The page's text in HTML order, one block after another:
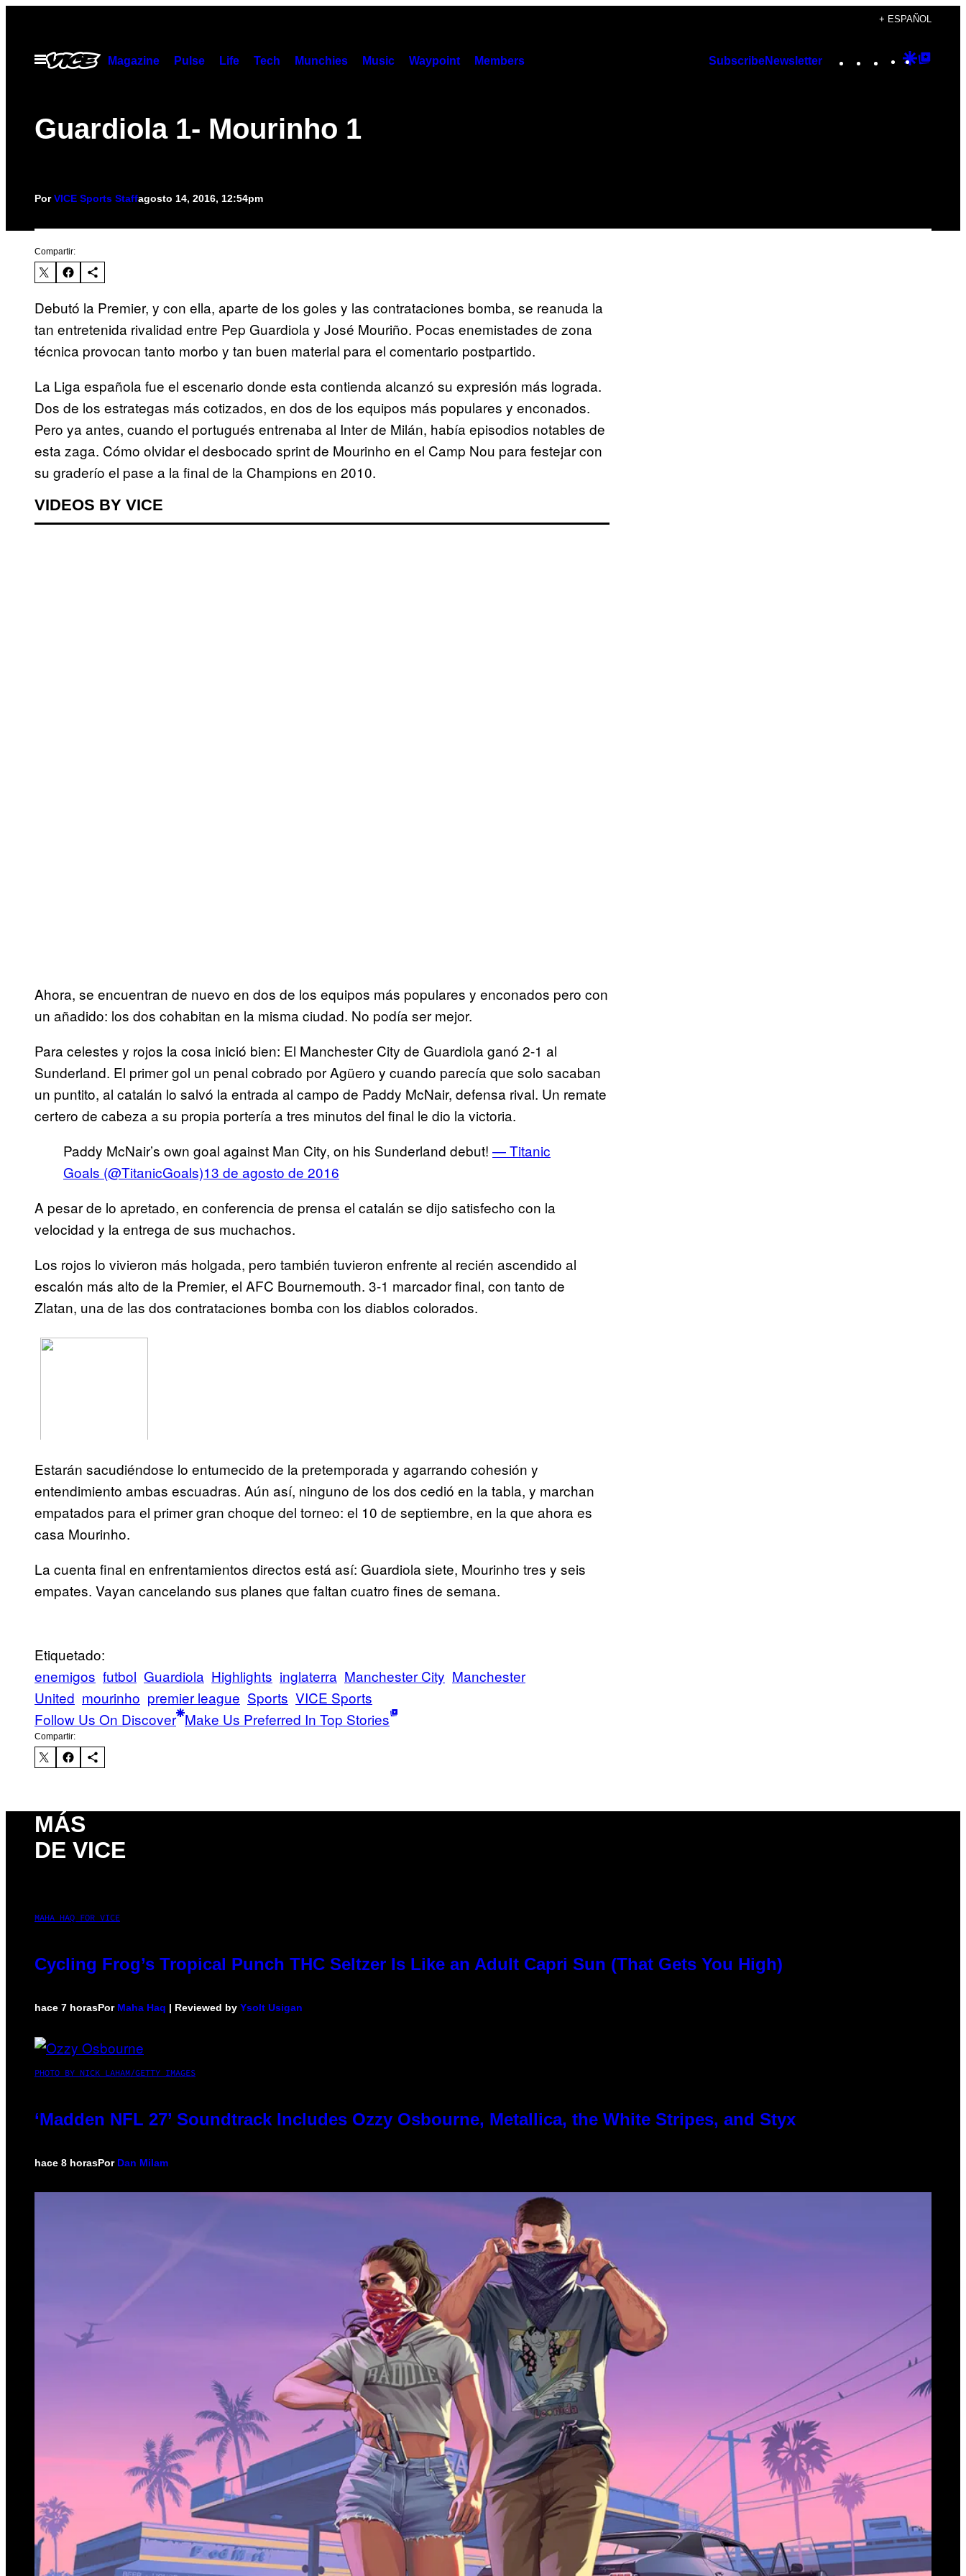
contenido
+ ESPAÑOL
Abrir
Menú
Magazine Pulse Life Tech Munchies Music Waypoint Members SubscribeNewsletter Instagram
TikTok
YouTube
Google
Guardiola 1- Mourinho 1
PorVICE Sports Staffagosto 14, 2016, 12:54pm
Compartir:
Debutó la Premier, y con ella, aparte de los goles y las contrataciones bomba, se reanuda la
tan entretenida rivalidad entre Pep Guardiola y José Mouriño. Pocas enemistades de zona
técnica provocan tanto morbo y tan buen material para el comentario postpartido.
La Liga española fue el escenario donde esta contienda alcanzó su expresión más lograda.
Dos de los estrategas más cotizados, en dos de los equipos más populares y enconados.
Pero ya antes, cuando el portugués entrenaba al Inter de Milán, había episodios notables de
esta zaga. Cómo olvidar el desbocado sprint de Mourinho en el Camp Nou para festejar con
su graderío el pase a la final de la Champions en 2010.
VIDEOS BY VICE
Ahora, se encuentran de nuevo en dos de los equipos más populares y enconados pero con
un añadido: los dos cohabitan en la misma ciudad. No podía ser mejor.
Para celestes y rojos la cosa inició bien: El Manchester City de Guardiola ganó 2-1 al
Sunderland. El primer gol un penal cobrado por Agüero y cuando parecía que solo sacaban
un puntito, al catalán lo salvó la entrada al campo de Paddy McNair, defensa rival. Un remate
certero de cabeza a su propia portería a tres minutos del final le dio la victoria.
Paddy McNair’s own goal against Man City, on his Sunderland debut! — Titanic
Goals (@TitanicGoals)13 de agosto de 2016
A pesar de lo apretado, en conferencia de prensa el catalán se dijo satisfecho con la
velocidad y la entrega de sus muchachos.
Los rojos lo vivieron más holgada, pero también tuvieron enfrente al recién ascendido al
escalón más alto de la Premier, el AFC Bournemouth. 3-1 marcador final, con tanto de
Zlatan, una de las dos contrataciones bomba con los diablos colorados.
Estarán sacudiéndose lo entumecido de la pretemporada y agarrando cohesión y
entendimiento ambas escuadras. Aún así, ninguno de los dos cedió en la tabla, y marchan
empatados para el primer gran choque del torneo: el 10 de septiembre, en la que ahora es
casa Mourinho.
La cuenta final en enfrentamientos directos está así: Guardiola siete, Mourinho tres y seis
empates. Vayan cancelando sus planes que faltan cuatro fines de semana.
Etiquetado:
enemigos futbol Guardiola Highlights inglaterra Manchester City Manchester
United mourinho premier league Sports VICE Sports
Follow Us On Discover Make Us Preferred In Top Stories
Compartir:
MÁS
DE VICE
MAHA HAQ FOR VICE
Cycling Frog’s Tropical Punch THC Seltzer Is Like an Adult Capri Sun (That Gets You High)
hace 7 horasPor Maha Haq | Reviewed by Ysolt Usigan
PHOTO BY NICK LAHAM/GETTY IMAGES
‘Madden NFL 27’ Soundtrack Includes Ozzy Osbourne, Metallica, the White Stripes, and Styx
hace 8 horasPor Dan Milam